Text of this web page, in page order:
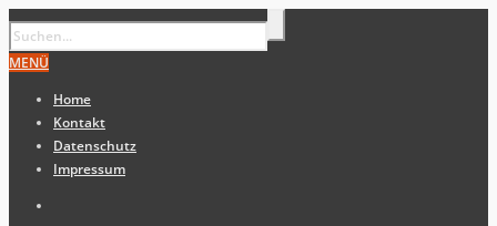
MENÜ
Home
Kontakt
Datenschutz
Impressum